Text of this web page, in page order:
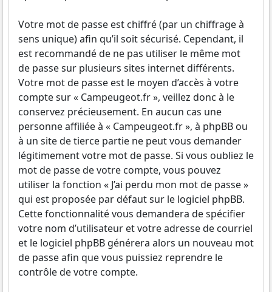
Votre mot de passe est chiffré (par un chiffrage à
sens unique) afin qu’il soit sécurisé. Cependant, il
est recommandé de ne pas utiliser le même mot
de passe sur plusieurs sites internet différents.
Votre mot de passe est le moyen d’accès à votre
compte sur « Campeugeot.fr », veillez donc à le
conservez précieusement. En aucun cas une
personne affiliée à « Campeugeot.fr », à phpBB ou
à un site de tierce partie ne peut vous demander
légitimement votre mot de passe. Si vous oubliez le
mot de passe de votre compte, vous pouvez
utiliser la fonction « J’ai perdu mon mot de passe »
qui est proposée par défaut sur le logiciel phpBB.
Cette fonctionnalité vous demandera de spécifier
votre nom d’utilisateur et votre adresse de courriel
et le logiciel phpBB générera alors un nouveau mot
de passe afin que vous puissiez reprendre le
contrôle de votre compte.